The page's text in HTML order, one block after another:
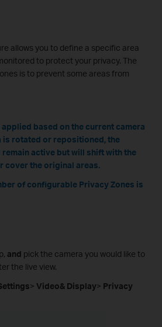
allows you to define a specific area
to protect your privacy. The
is to prevent some areas from
based on the current camera
is rotated or repositioned, the
active but will shift with the
cover the original areas.
of configurable Privacy Zones is
and pick the camera you would like to
the live view.
> Video& Display> Privacy